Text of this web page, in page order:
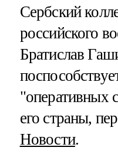
Сербский
российского
Братислав
"оперативных
его страны,
Новости.